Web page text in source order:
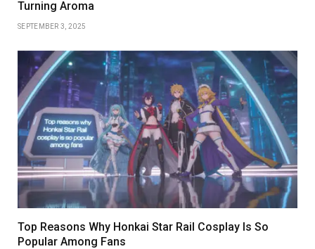
Turning Aroma
SEPTEMBER 3, 2025
Top Reasons Why Honkai Star Rail Cosplay Is So
Popular Among Fans